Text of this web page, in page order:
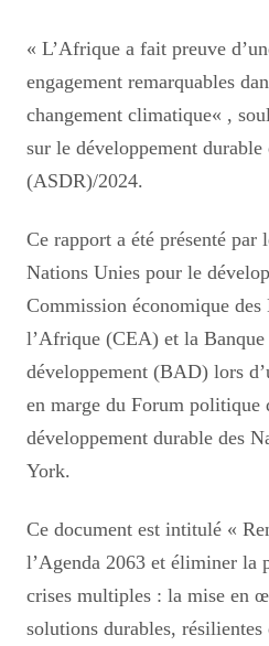
« L’Afrique a fait preuve
engagement remarquables
changement climatique« ,
sur le développement
(ASDR)/2024.
Ce rapport a été présenté par
Nations Unies pour le
Commission économique
l’Afrique (CEA) et la
développement (BAD) lors
en marge du Forum politique
développement durable des
York.
Ce document est intitulé «
l’Agenda 2063 et éliminer la
crises multiples : la mise en
solutions durables, résilientes